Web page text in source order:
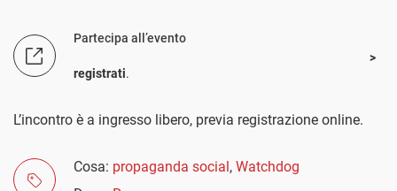
Partecipa all’evento
registrati.
L’incontro è a ingresso libero, previa registrazione online.
Cosa: propaganda social, Watchdog